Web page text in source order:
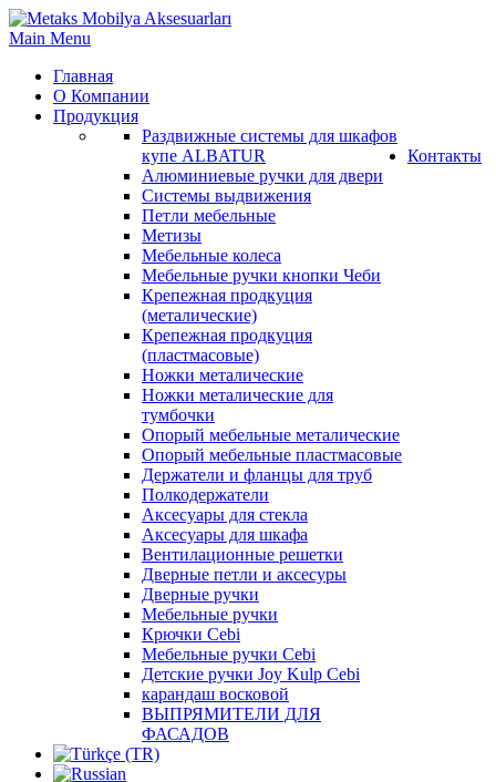
Main Menu
Главная
О Компании
Продукция
Раздвижные системы для шкафов
купе ALBATUR
Алюминиевые ручки для двери
Системы выдвижения
Петли мебельные
Метизы
Мебельные колеса
Мебельные ручки кнопки Чеби
Крепежная продкуция
(металические)
Крепежная продкуция
(пластмасовые)
Ножки‏ металические
Ножки‏ металические для
тумбочки
Опорый мебельные металические
Опорый мебельные пластмасовые
Держатели и фланцы для труб
Полкодержатели
Аксесуары для стекла
Аксесуары для шкафа
Вентилационные решетки
Дверные петли и аксесуры
Дверные ручки
Мебельные ручки
Крючки Cebi
Мебельные ручки Cebi
Детские ручки Joy Kulp Cebi
карандаш восковой
ВЫПРЯМИТЕЛИ ДЛЯ
ФАСАДОВ
Контакты